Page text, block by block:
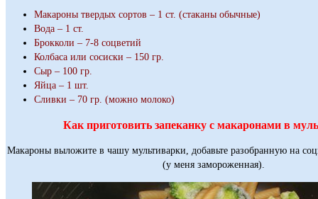
Макароны твердых сортов – 1 ст. (стаканы обычные)
Вода – 1 ст.
Брокколи – 7-8 соцветий
Колбаса или сосиски – 150 гр.
Сыр – 100 гр.
Яйца – 1 шт.
Сливки – 70 гр. (можно молоко)
Как приготовить запеканку с макаронами в
Макароны выложите в чашу мультиварки, добавьте разобранную на
(у меня замороженная).